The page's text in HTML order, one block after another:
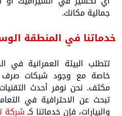
جمالية مكانك.
خدماتنا في المنطقة
تتطلب البيئة العمرانية في
خاصة مع وجود شبكات صرف
مكثف. نحن نوفر أحدث
تبحث عن الاحترافية في
والبيارات، فإن خدماتنا كـشركة